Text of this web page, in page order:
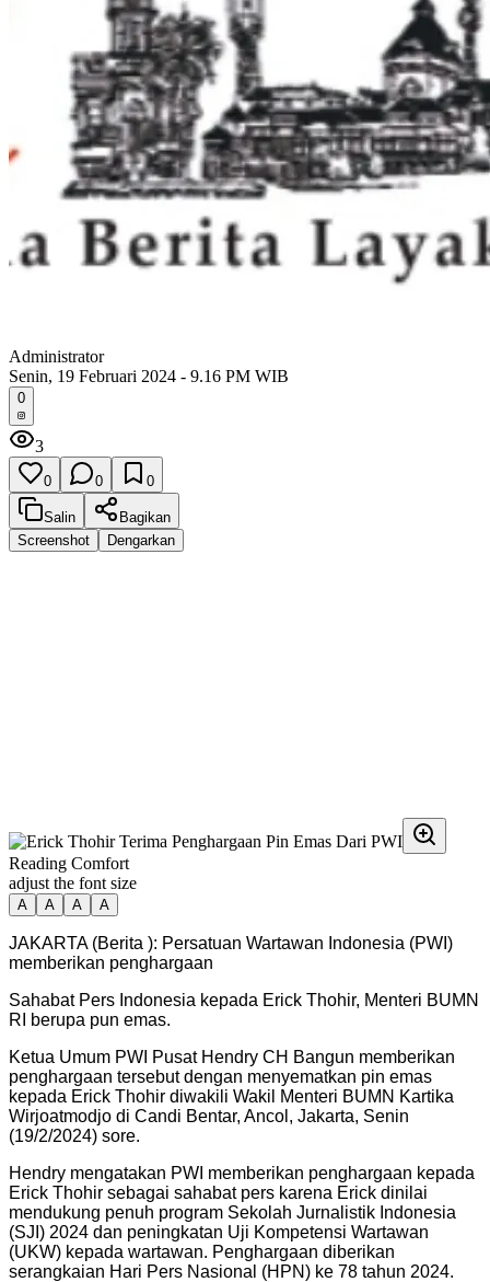
Administrator
Senin, 19 Februari 2024 - 9.16 PM WIB
0
3
0 0 0
Salin
Bagikan
Screenshot
Dengarkan
Reading Comfort
adjust the font size
A A A A
JAKARTA (Berita ): Persatuan Wartawan Indonesia (PWI)
memberikan penghargaan
Sahabat Pers Indonesia kepada Erick Thohir, Menteri BUMN
RI berupa pun emas.
Ketua Umum PWI Pusat Hendry CH Bangun memberikan
penghargaan tersebut dengan menyematkan pin emas
kepada Erick Thohir diwakili Wakil Menteri BUMN Kartika
Wirjoatmodjo di Candi Bentar, Ancol, Jakarta, Senin
(19/2/2024) sore.
Hendry mengatakan PWI memberikan penghargaan kepada
Erick Thohir sebagai sahabat pers karena Erick dinilai
mendukung penuh program Sekolah Jurnalistik Indonesia
(SJI) 2024 dan peningkatan Uji Kompetensi Wartawan
(UKW) kepada wartawan. Penghargaan diberikan
serangkaian Hari Pers Nasional (HPN) ke 78 tahun 2024.